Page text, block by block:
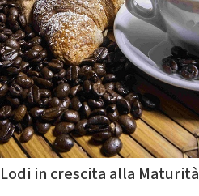
Lodi in crescita alla Maturità